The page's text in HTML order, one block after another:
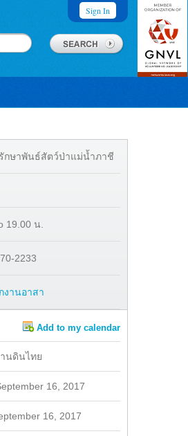
Sign In
กษาพันธ์สัตว์ป่าแม่น้ำภาชี
19.00 น.
2233
งานอาสา
Add to my calendar
นดินไทย
16, 2017
16, 2017